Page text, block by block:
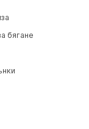
бягане